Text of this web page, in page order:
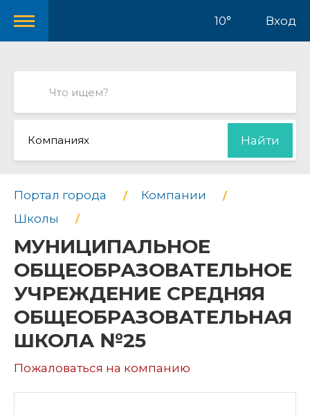
10° Вход
Компаниях Найти
Портал города
Компании
Школы
МУНИЦИПАЛЬНОЕ
ОБЩЕОБРАЗОВАТЕЛЬНОЕ
УЧРЕЖДЕНИЕ СРЕДНЯЯ
ОБЩЕОБРАЗОВАТЕЛЬНАЯ
ШКОЛА №25
Пожаловаться на компанию